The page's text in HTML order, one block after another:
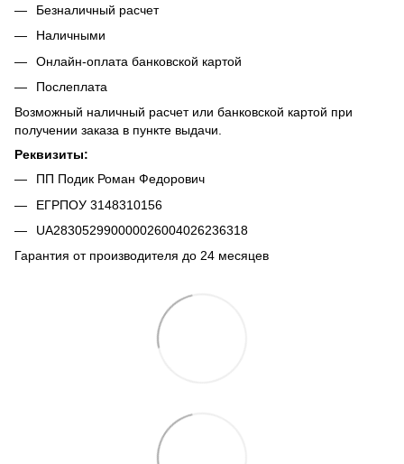
Безналичный расчет
Наличными
Онлайн-оплата банковской картой
Послеплата
Возможный наличный расчет или банковской картой при
получении заказа в пункте выдачи.
Реквизиты:
ПП Подик Роман Федорович
ЕГРПОУ 3148310156
UA283052990000026004026236318
Гарантия от производителя до 24 месяцев